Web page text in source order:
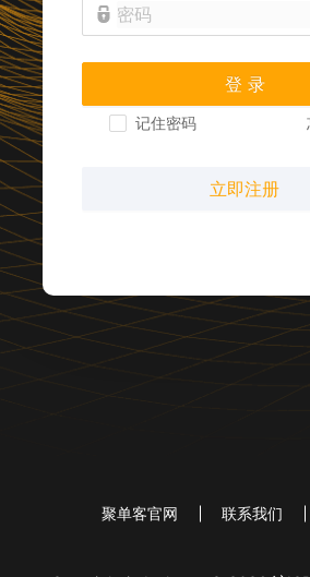
登 录
记住密码
立即注册
聚单客官网 联系我们